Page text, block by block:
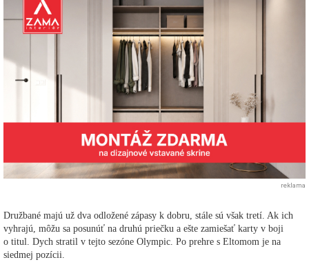
reklama
Družbané majú už dva odložené zápasy k dobru, stále sú však tretí. Ak ich
vyhrajú, môžu sa posunúť na druhú priečku a ešte zamiešať karty v boji
o titul. Dych stratil v tejto sezóne Olympic. Po prehre s Eltomom je na
siedmej pozícii.